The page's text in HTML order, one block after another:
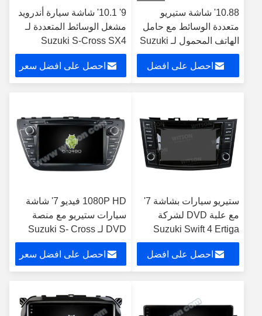
10.88' شاشة ستيريو
متعددة الوسائط مع حامل
الهاتف المحمول لـ Suzuki
SX4 2006-2013 GPS
CarPlay Player
Multimed
احصل على افضل
9' 10.1' شاشة سيارة أندرويد
مشغل الوسائط المتعددة لـ
Suzuki S-Cross SX4
2014-2017 2014 S Cross
احصل على افضل سعر
ستيريو سيارات بشاشة 7'
مع علبة DVD لشركة
Suzuki Swift 4 Ertiga
2011-2017
احصل على افضل
1080P HD فيديو 7' شاشة
سيارات ستيريو مع منصة
DVD لـ Suzuki S- Cross
SX4 2014-2017
احصل على افضل سعر